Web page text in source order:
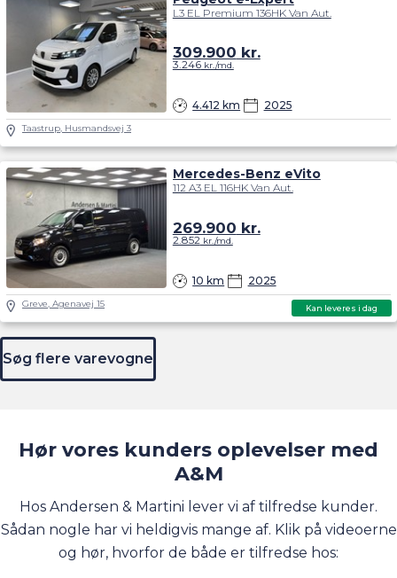
L3 EL Premium 136HK Van Aut.
4.412 km 2025
309.900 kr.
3.246kr./md.
Taastrup, Husmandsvej 3
Kan leveres i dag
Mercedes-Benz eVito
112 A3 EL 116HK Van Aut.
10 km 2025
269.900 kr.
2.852kr./md.
Greve, Agenavej 15
Søg flere varevogne
Hør vores kunders oplevelser med
A&M
Hos Andersen & Martini lever vi af tilfredse kunder.
Sådan nogle har vi heldigvis mange af. Klik på videoerne
og hør, hvorfor de både er tilfredse hos: